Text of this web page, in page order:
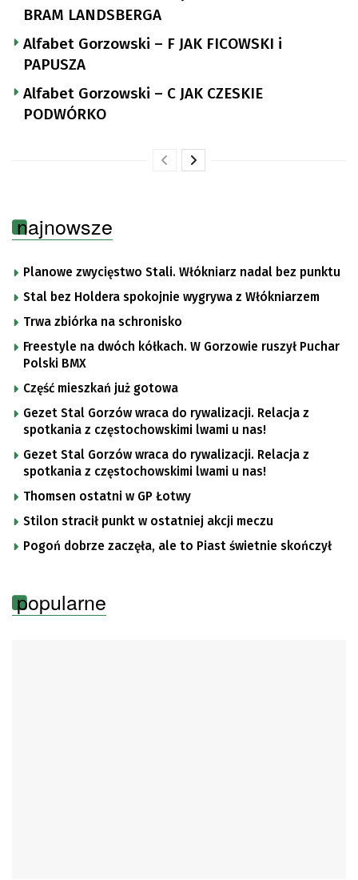
BRAM LANDSBERGA
Alfabet Gorzowski – F JAK FICOWSKI i
PAPUSZA
Alfabet Gorzowski – C JAK CZESKIE
PODWÓRKO
najnowsze
Planowe zwycięstwo Stali. Włókniarz nadal bez punktu
Stal bez Holdera spokojnie wygrywa z Włókniarzem
Trwa zbiórka na schronisko
Freestyle na dwóch kółkach. W Gorzowie ruszył Puchar
Polski BMX
Część mieszkań już gotowa
Gezet Stal Gorzów wraca do rywalizacji. Relacja z
spotkania z częstochowskimi lwami u nas!
Gezet Stal Gorzów wraca do rywalizacji. Relacja z
spotkania z częstochowskimi lwami u nas!
Thomsen ostatni w GP Łotwy
Stilon stracił punkt w ostatniej akcji meczu
Pogoń dobrze zaczęła, ale to Piast świetnie skończył
popularne